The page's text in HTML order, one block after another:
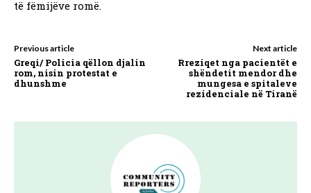
të fëmijëve romë.
Previous article
Greqi/ Policia qëllon djalin
rom, nisin protestat e
dhunshme
Next article
Rreziqet nga pacientët e
shëndetit mendor dhe
mungesa e spitaleve
rezidenciale në Tiranë